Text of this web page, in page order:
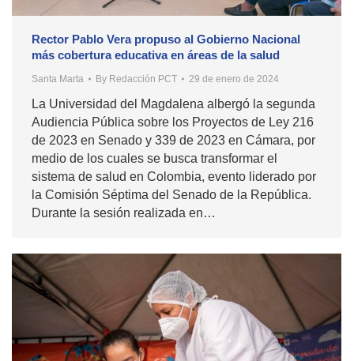
Rector Pablo Vera propuso al Gobierno Nacional
más cobertura educativa en áreas de la salud
Santa Marta By Redacción PCT 29 de enero de 2024
La Universidad del Magdalena albergó la segunda
Audiencia Pública sobre los Proyectos de Ley 216
de 2023 en Senado y 339 de 2023 en Cámara, por
medio de los cuales se busca transformar el
sistema de salud en Colombia, evento liderado por
la Comisión Séptima del Senado de la República.
Durante la sesión realizada en…